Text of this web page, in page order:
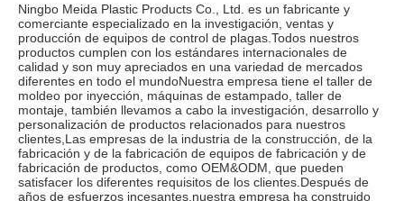
Ningbo Meida Plastic Products Co., Ltd. es un fabricante y
comerciante especializado en la investigación, ventas y
producción de equipos de control de plagas.Todos nuestros
productos cumplen con los estándares internacionales de
calidad y son muy apreciados en una variedad de mercados
diferentes en todo el mundoNuestra empresa tiene el taller de
moldeo por inyección, máquinas de estampado, taller de
montaje, también llevamos a cabo la investigación, desarrollo y
personalización de productos relacionados para nuestros
clientes,Las empresas de la industria de la construcción, de la
fabricación y de la fabricación de equipos de fabricación y de
fabricación de productos, como OEM&ODM, que pueden
satisfacer los diferentes requisitos de los clientes.Después de
años de esfuerzos incesantes,nuestra empresa ha construido